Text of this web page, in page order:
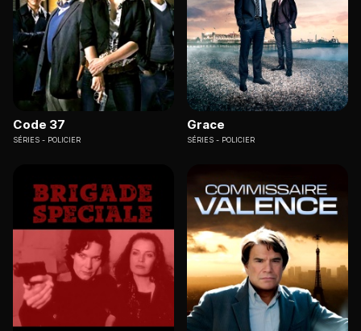
Code 37
SÉRIES POLICIER
Grace
SÉRIES POLICIER